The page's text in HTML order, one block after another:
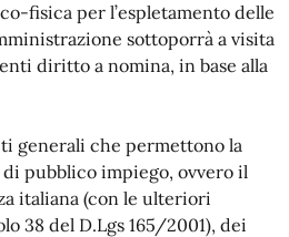
fisica per l’espletamento delle
sottoporrà a visita
diritto a nomina, in base alla
generali che permettono la
pubblico impiego, ovvero il
italiana (con le ulteriori
38 del D.Lgs 165/2001), dei